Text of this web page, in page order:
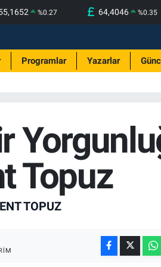
%0.27 64,4046 %0.35
Programlar Yazarlar
Topuz
TOPUZ